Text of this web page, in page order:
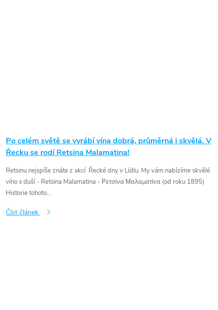
Po celém světě se vyrábí vína dobrá, průměrná i skvělá. V
Řecku se rodí Retsina Malamatina!
Retsinu nejspíše znáte z akcí Řecké dny v Lídlu. My vám nabízíme skvělé
víno s duší - Retsina Malamatina - Ρετσίνα Μαλαματίνα (od roku 1895)
Historie tohoto...
Číst článek